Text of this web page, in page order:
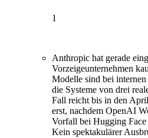
1
Anthropic hat gerade
Vorzeigeunternehmen
Modelle sind bei
die Systeme von drei
Fall reicht bis in den
erst, nachdem OpenAI
Vorfall bei Hugging
Kein spektakulärer